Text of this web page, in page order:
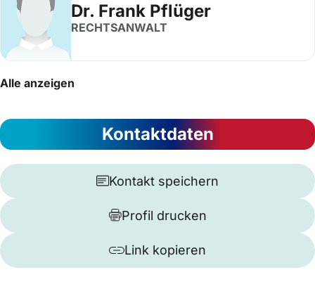
Dr. Frank Pflüger
RECHTSANWALT
Alle anzeigen
Kontaktdaten
Kontakt speichern
Profil drucken
Link kopieren